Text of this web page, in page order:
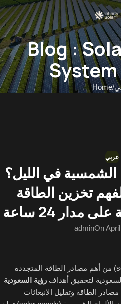
Blog :
Home
عربي
في الليل؟
تخزين الطاقة
24 ساعة
adminOn
تُعد الطاقة الشمسية (solar energy) من أهم مصادر الطاقة المتجددة
لتحقيق أهداف رؤية السعودية
مصادر الطاقة وتقليل الانبعاثات